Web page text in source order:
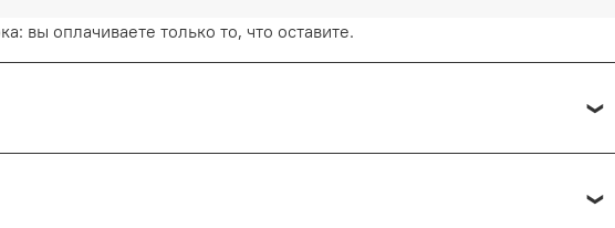
вы оплачиваете только то, что оставите.